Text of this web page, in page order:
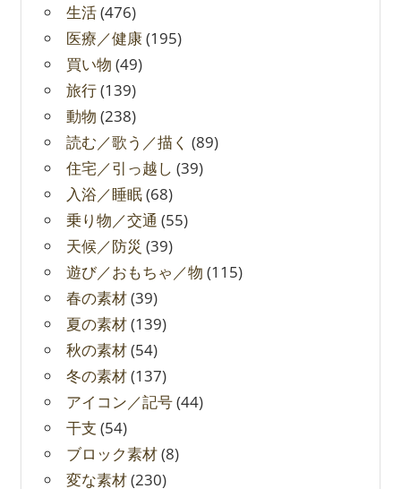
生活(476)
医療／健康(195)
買い物 (49)
旅行(139)
動物 (238)
読む／歌う／描く (89)
住宅／引っ越し (39)
入浴／睡眠(68)
乗り物／交通 (55)
天候／防災 (39)
遊び／おもちゃ／物 (115)
春の素材(39)
夏の素材(139)
秋の素材(54)
冬の素材(137)
アイコン／記号(44)
干支 (54)
ブロック素材(8)
変な素材(230)